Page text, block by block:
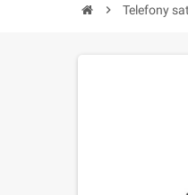
chevron_right Telefony